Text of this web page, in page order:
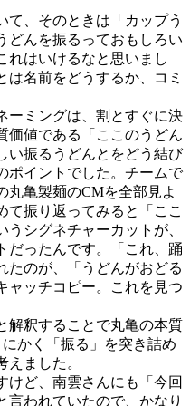
て、そのときは「カップう
どんを振るっておもしろい
れはいけるなと思いまし
は名前をどうするか、コミ
ーミングは、割とすぐに決
価値である「ここのうどん
い振るうどんとをどう結び
ポイントでした。チームで
丸亀製麺のCMを全部見よ
て振り返ってみると「ここ
シグネチャーカットが、
だったんです。「これ、踊
たのが、「うどんがおどる
ャッチコピー。これを見つ
解釈することで丸亀の本質
かく「振る」を突き詰め
ました。
けど、南雲さんにも「今回
言われていたので、かなり